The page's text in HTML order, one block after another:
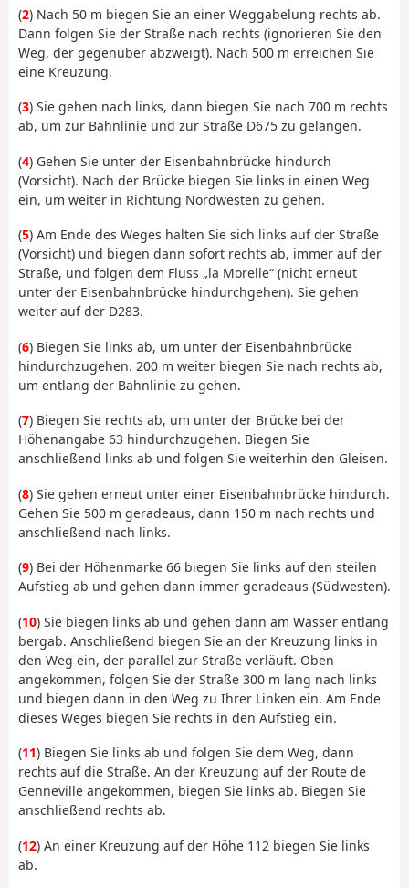
(2) Nach 50 m biegen Sie an einer Weggabelung rechts ab.
Dann folgen Sie der Straße nach rechts (ignorieren Sie den
Weg, der gegenüber abzweigt). Nach 500 m erreichen Sie
eine Kreuzung.
(3) Sie gehen nach links, dann biegen Sie nach 700 m rechts
ab, um zur Bahnlinie und zur Straße D675 zu gelangen.
(4) Gehen Sie unter der Eisenbahnbrücke hindurch
(Vorsicht). Nach der Brücke biegen Sie links in einen Weg
ein, um weiter in Richtung Nordwesten zu gehen.
(5) Am Ende des Weges halten Sie sich links auf der Straße
(Vorsicht) und biegen dann sofort rechts ab, immer auf der
Straße, und folgen dem Fluss „la Morelle“ (nicht erneut
unter der Eisenbahnbrücke hindurchgehen). Sie gehen
weiter auf der D283.
(6) Biegen Sie links ab, um unter der Eisenbahnbrücke
hindurchzugehen. 200 m weiter biegen Sie nach rechts ab,
um entlang der Bahnlinie zu gehen.
(7) Biegen Sie rechts ab, um unter der Brücke bei der
Höhenangabe 63 hindurchzugehen. Biegen Sie
anschließend links ab und folgen Sie weiterhin den Gleisen.
(8) Sie gehen erneut unter einer Eisenbahnbrücke hindurch.
Gehen Sie 500 m geradeaus, dann 150 m nach rechts und
anschließend nach links.
(9) Bei der Höhenmarke 66 biegen Sie links auf den steilen
Aufstieg ab und gehen dann immer geradeaus (Südwesten).
(10) Sie biegen links ab und gehen dann am Wasser entlang
bergab. Anschließend biegen Sie an der Kreuzung links in
den Weg ein, der parallel zur Straße verläuft. Oben
angekommen, folgen Sie der Straße 300 m lang nach links
und biegen dann in den Weg zu Ihrer Linken ein. Am Ende
dieses Weges biegen Sie rechts in den Aufstieg ein.
(11) Biegen Sie links ab und folgen Sie dem Weg, dann
rechts auf die Straße. An der Kreuzung auf der Route de
Genneville angekommen, biegen Sie links ab. Biegen Sie
anschließend rechts ab.
(12) An einer Kreuzung auf der Höhe 112 biegen Sie links
ab.